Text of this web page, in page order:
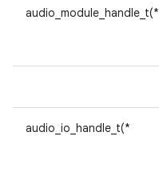
audio_module_handle_t(*
audio_io_handle_t(*